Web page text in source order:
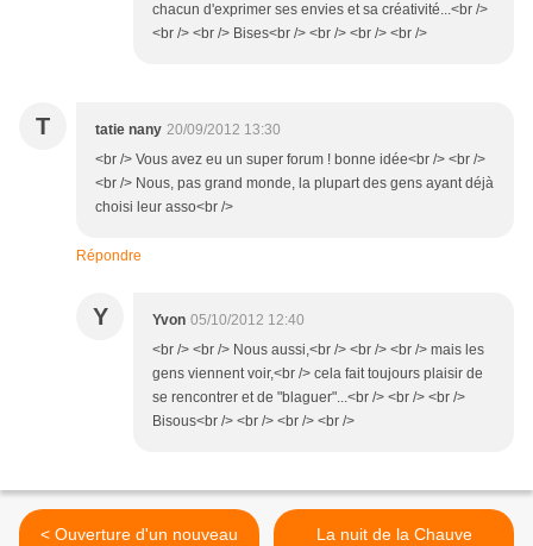
chacun d'exprimer ses envies et sa créativité...<br />
<br /> <br /> Bises<br /> <br /> <br /> <br />
T tatie nany 20/09/2012 13:30
<br /> Vous avez eu un super forum ! bonne idée<br /> <br />
<br /> Nous, pas grand monde, la plupart des gens ayant déjà
choisi leur asso<br />
Répondre
Y Yvon 05/10/2012 12:40
<br /> <br /> Nous aussi,<br /> <br /> <br /> mais les
gens viennent voir,<br /> cela fait toujours plaisir de
se rencontrer et de "blaguer"...<br /> <br /> <br />
Bisous<br /> <br /> <br /> <br />
< Ouverture d'un nouveau
La nuit de la Chauve